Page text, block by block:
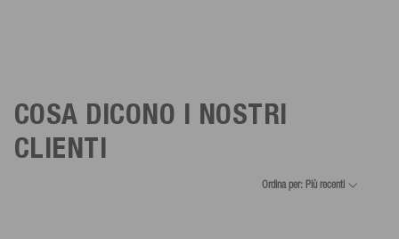
COSA DICONO I NOSTRI
CLIENTI
Ordina per: Più recenti